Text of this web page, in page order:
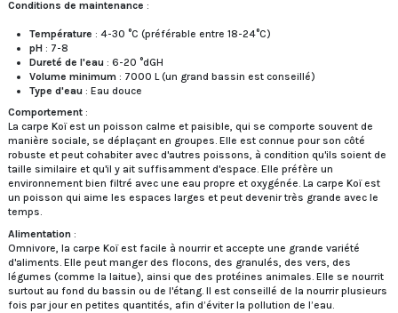
Conditions de maintenance :
Température : 4-30 °C (préférable entre 18-24°C)
pH : 7-8
Dureté de l'eau : 6-20 °dGH
Volume minimum : 7000 L (un grand bassin est conseillé)
Type d'eau : Eau douce
Comportement :
La carpe Koï est un poisson calme et paisible, qui se comporte souvent de
manière sociale, se déplaçant en groupes. Elle est connue pour son côté
robuste et peut cohabiter avec d'autres poissons, à condition qu'ils soient de
taille similaire et qu'il y ait suffisamment d'espace. Elle préfère un
environnement bien filtré avec une eau propre et oxygénée. La carpe Koï est
un poisson qui aime les espaces larges et peut devenir très grande avec le
temps.
Alimentation :
Omnivore, la carpe Koï est facile à nourrir et accepte une grande variété
d'aliments. Elle peut manger des flocons, des granulés, des vers, des
légumes (comme la laitue), ainsi que des protéines animales. Elle se nourrit
surtout au fond du bassin ou de l'étang. Il est conseillé de la nourrir plusieurs
fois par jour en petites quantités, afin d’éviter la pollution de l’eau.